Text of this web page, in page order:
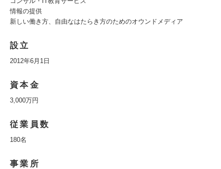
情報の提供
新しい働き方、自由なはたらき方のためのオウンドメディア
設立
2012年6月1日
資本金
3,000万円
従業員数
180名
事業所